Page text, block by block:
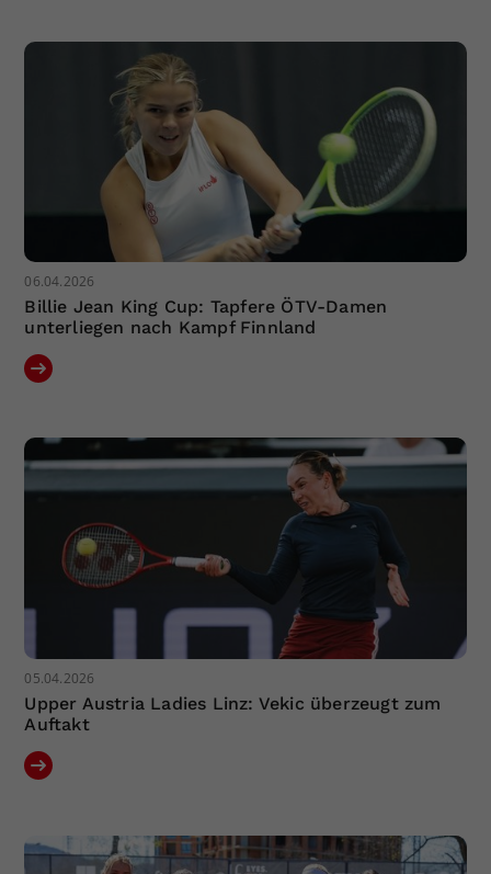
06.04.2026
Billie Jean King Cup: Tapfere ÖTV-Damen
unterliegen nach Kampf Finnland
05.04.2026
Upper Austria Ladies Linz: Vekic überzeugt zum
Auftakt
Einstellungen. Unter anderem eine
zufällig generierte ID, für die
historische Speicherung Ihrer
vorgenommen Einstellungen, falls der
Webseiten-Betreiber dies eingestellt
hat.